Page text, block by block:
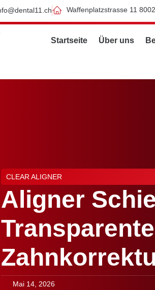
Waffenplatzstrasse 11
Startseite Über uns
CLEAR ALIGNER
Aligner
Mai 14, 2026